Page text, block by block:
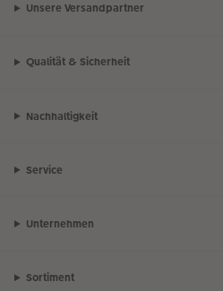
Unsere Versandpartner
Qualität & Sicherheit
Nachhaltigkeit
Service
Unternehmen
Sortiment